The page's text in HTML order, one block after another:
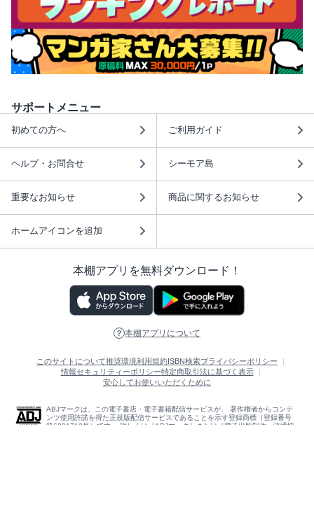
サポートメニュー
初めての方へ ご利用ガイド
ヘルプ・お問合せ シーモア島
重要なお知らせ 商品に関するお知らせ
ホームアイコンを追加
本棚アプリを無料ダウンロード！
本棚アプリについて
このサイトについて推奨環境利用規約ISBN検索プライバシーポリシー
情報セキュリティーポリシー特定商取引法に基づく表示
安心してお使いいただくために
ABJマークは、この電子書店・電子書籍配信サービスが、 著作権者からコンテ
ンツ使用許諾を得た正規版配信サービスであることを示す登録商標（登録番号
第6091713号）です。 詳しくは［ABJマーク］または［電子出版制作・流通協